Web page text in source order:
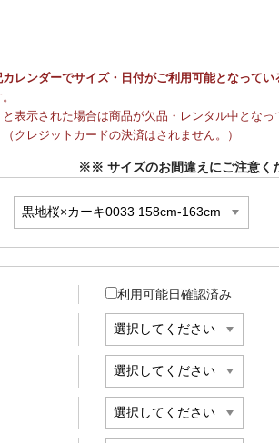
レンダーでサイズ・日付がご利用可能となってい
表示された場合は商品が欠品・レンタル中とな
クレジットカードの決済はされません。）
※※ サイズのお間違えにご注意
利用可能日確認済み